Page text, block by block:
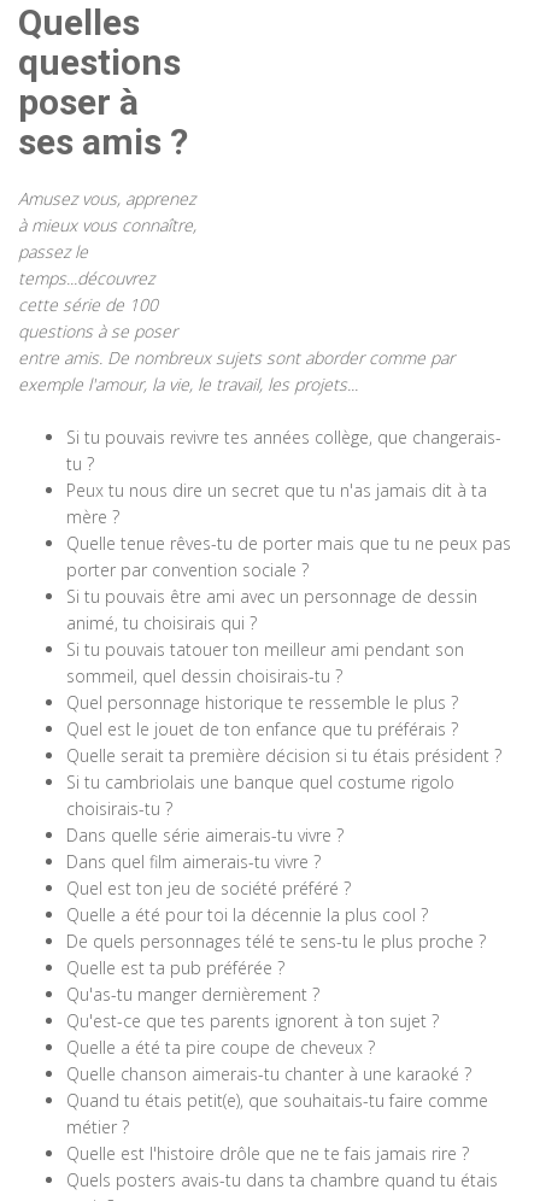
Quelles
questions
poser à
ses amis ?
Amusez vous, apprenez
à mieux vous connaître,
passez le
temps...découvrez
cette série de 100
questions à se poser
entre amis. De nombreux sujets sont aborder comme par
exemple l'amour, la vie, le travail, les projets...
Si tu pouvais revivre tes années collège, que changerais-
tu ?
Peux tu nous dire un secret que tu n'as jamais dit à ta
mère ?
Quelle tenue rêves-tu de porter mais que tu ne peux pas
porter par convention sociale ?
Si tu pouvais être ami avec un personnage de dessin
animé, tu choisirais qui ?
Si tu pouvais tatouer ton meilleur ami pendant son
sommeil, quel dessin choisirais-tu ?
Quel personnage historique te ressemble le plus ?
Quel est le jouet de ton enfance que tu préférais ?
Quelle serait ta première décision si tu étais président ?
Si tu cambriolais une banque quel costume rigolo
choisirais-tu ?
Dans quelle série aimerais-tu vivre ?
Dans quel film aimerais-tu vivre ?
Quel est ton jeu de société préféré ?
Quelle a été pour toi la décennie la plus cool ?
De quels personnages télé te sens-tu le plus proche ?
Quelle est ta pub préférée ?
Qu'as-tu manger dernièrement ?
Qu'est-ce que tes parents ignorent à ton sujet ?
Quelle a été ta pire coupe de cheveux ?
Quelle chanson aimerais-tu chanter à une karaoké ?
Quand tu étais petit(e), que souhaitais-tu faire comme
métier ?
Quelle est l'histoire drôle que ne te fais jamais rire ?
Quels posters avais-tu dans ta chambre quand tu étais